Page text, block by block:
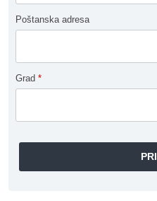
Poštanska adresa
Grad *